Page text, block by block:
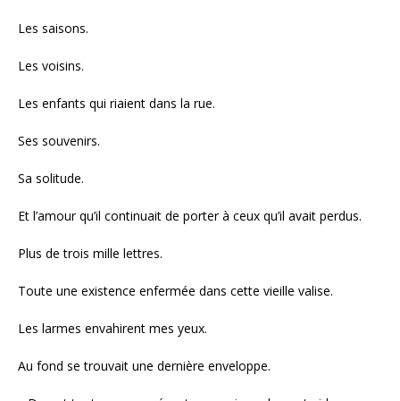
Les saisons.
Les voisins.
Les enfants qui riaient dans la rue.
Ses souvenirs.
Sa solitude.
Et l’amour qu’il continuait de porter à ceux qu’il avait perdus.
Plus de trois mille lettres.
Toute une existence enfermée dans cette vieille valise.
Les larmes envahirent mes yeux.
Au fond se trouvait une dernière enveloppe.